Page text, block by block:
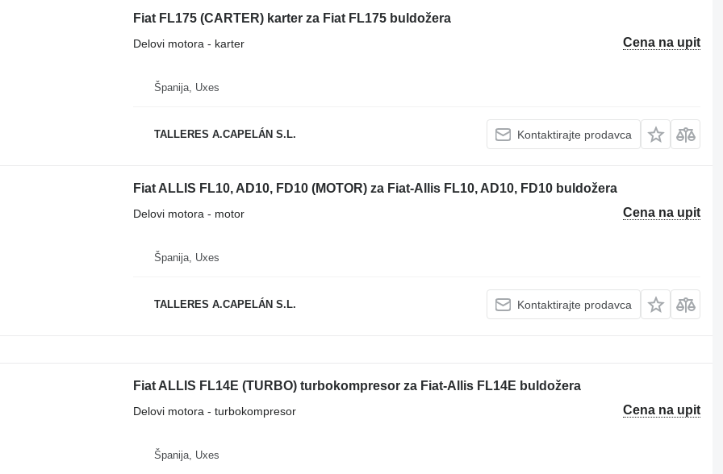
Fiat FL175 (CARTER) karter za Fiat FL175 buldožera
Cena na upit
Delovi motora - karter
Španija, Uxes
TALLERES A.CAPELÁN S.L. Kontaktirajte prodavca
Fiat ALLIS FL10, AD10, FD10 (MOTOR) za Fiat-Allis FL10, AD10, FD10 buldožera
Cena na upit
Delovi motora - motor
Španija, Uxes
TALLERES A.CAPELÁN S.L. Kontaktirajte prodavca
Fiat ALLIS FL14E (TURBO) turbokompresor za Fiat-Allis FL14E buldožera
Cena na upit
Delovi motora - turbokompresor
Španija, Uxes